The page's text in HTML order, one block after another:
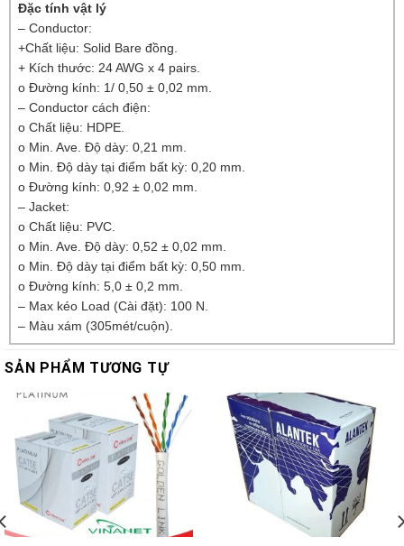
Đặc tính vật lý
– Conductor:
+Chất liệu: Solid Bare đồng.
+ Kích thước: 24 AWG x 4 pairs.
o Đường kính: 1/ 0,50 ± 0,02 mm.
– Conductor cách điện:
o Chất liệu: HDPE.
o Min. Ave. Độ dày: 0,21 mm.
o Min. Độ dày tại điểm bất kỳ: 0,20 mm.
o Đường kính: 0,92 ± 0,02 mm.
– Jacket:
o Chất liệu: PVC.
o Min. Ave. Độ dày: 0,52 ± 0,02 mm.
o Min. Độ dày tại điểm bất kỳ: 0,50 mm.
o Đường kính: 5,0 ± 0,2 mm.
– Max kéo Load (Cài đặt): 100 N.
– Màu xám (305mét/cuộn).
SẢN PHẨM TƯƠNG TỰ